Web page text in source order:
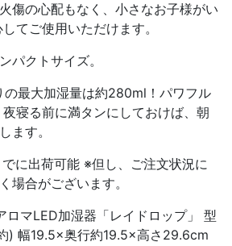
傷の心配もなく、小さなお子様がい
てご使用いただけます。
パクトサイズ。
最大加湿量は約280ml！パワフル
寝る前に満タンにしておけば、朝
ます。
に出荷可能 ※但し、ご注文状況に
場合がございます。
ロマLED加湿器「レイドロップ」 型
) 幅19.5×奥行約19.5×高さ29.6cm